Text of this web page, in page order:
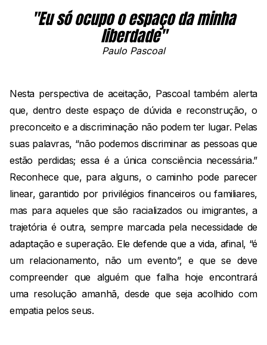
"Eu só ocupo o espaço da minha
liberdade"
Paulo Pascoal
Nesta perspectiva de aceitação, Pascoal também alerta
que, dentro deste espaço de dúvida e reconstrução, o
preconceito e a discriminação não podem ter lugar. Pelas
suas palavras, “não podemos discriminar as pessoas que
estão perdidas; essa é a única consciência necessária.”
Reconhece que, para alguns, o caminho pode parecer
linear, garantido por privilégios financeiros ou familiares,
mas para aqueles que são racializados ou imigrantes, a
trajetória é outra, sempre marcada pela necessidade de
adaptação e superação. Ele defende que a vida, afinal, “é
um relacionamento, não um evento”, e que se deve
compreender que alguém que falha hoje encontrará
uma resolução amanhã, desde que seja acolhido com
empatia pelos seus.